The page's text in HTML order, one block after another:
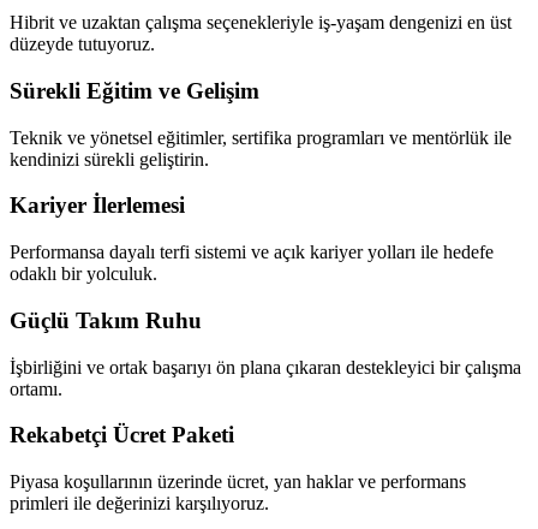
Hibrit ve uzaktan çalışma seçenekleriyle iş-yaşam dengenizi en üst
düzeyde tutuyoruz.
Sürekli Eğitim ve Gelişim
Teknik ve yönetsel eğitimler, sertifika programları ve mentörlük ile
kendinizi sürekli geliştirin.
Kariyer İlerlemesi
Performansa dayalı terfi sistemi ve açık kariyer yolları ile hedefe
odaklı bir yolculuk.
Güçlü Takım Ruhu
İşbirliğini ve ortak başarıyı ön plana çıkaran destekleyici bir çalışma
ortamı.
Rekabetçi Ücret Paketi
Piyasa koşullarının üzerinde ücret, yan haklar ve performans
primleri ile değerinizi karşılıyoruz.